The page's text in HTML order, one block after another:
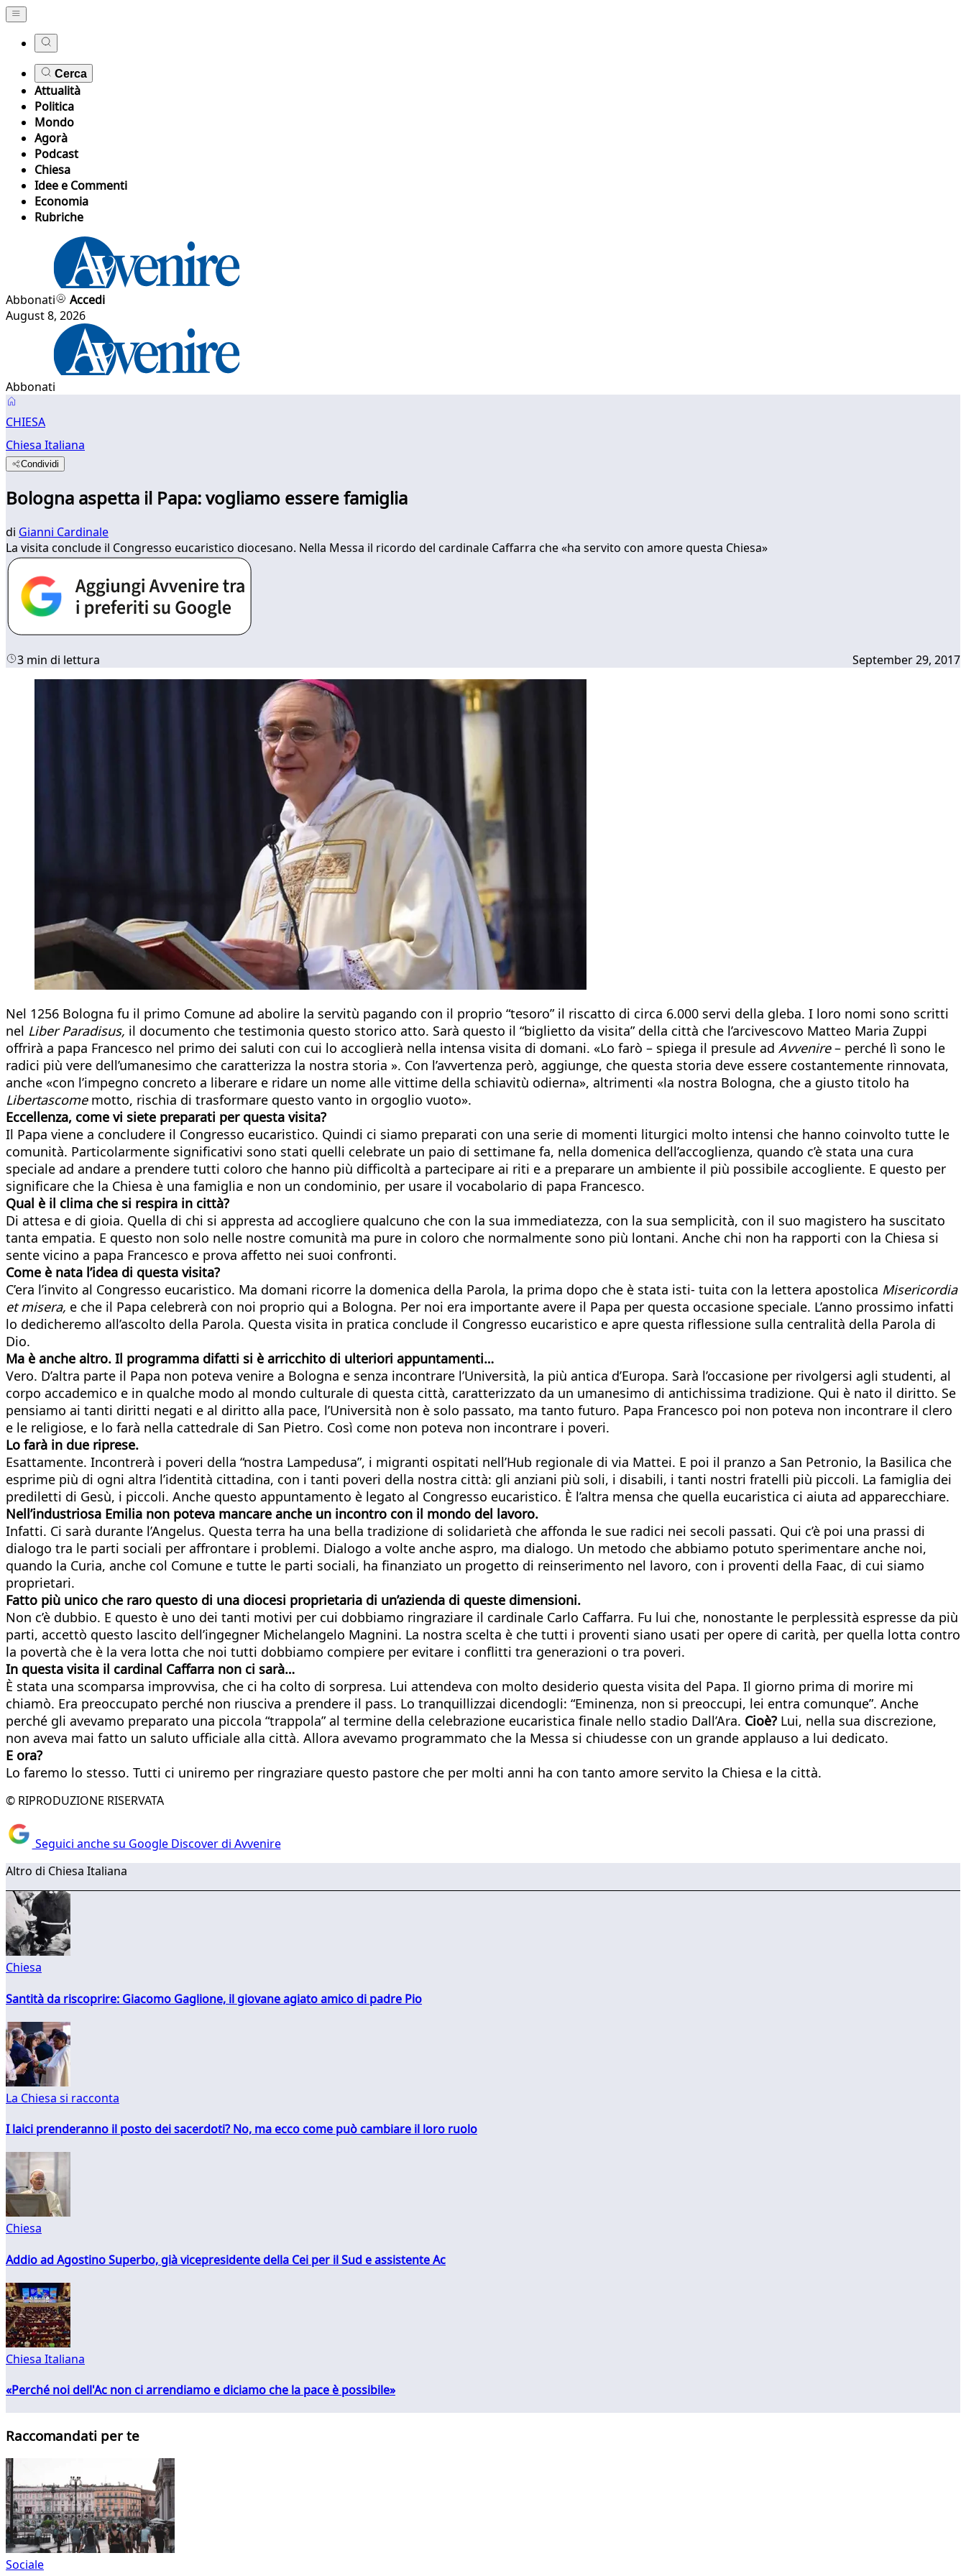
Cerca
Attualità
Politica
Mondo
Agorà
Podcast
Chiesa
Idee e Commenti
Economia
Rubriche
Abbonati
Accedi
August 8, 2026
Abbonati
CHIESA
Chiesa Italiana
Condividi
Bologna aspetta il Papa: vogliamo essere famiglia
di Gianni Cardinale
La visita conclude il Congresso eucaristico diocesano. Nella Messa il ricordo del cardinale Caffarra che «ha servito con amore questa Chiesa»
3 min di lettura September 29, 2017
Nel 1256 Bologna fu il primo Comune ad abolire la servitù pagando con il proprio “tesoro” il riscatto di circa 6.000 servi della gleba. I loro nomi sono scritti
nel Liber Paradisus, il documento che testimonia questo storico atto. Sarà questo il “biglietto da visita” della città che l’arcivescovo Matteo Maria Zuppi
offrirà a papa Francesco nel primo dei saluti con cui lo accoglierà nella intensa visita di domani. «Lo farò – spiega il presule ad Avvenire– perché lì sono le
radici più vere dell’umanesimo che caratterizza la nostra storia ». Con l’avvertenza però, aggiunge, che questa storia deve essere costantemente rinnovata,
anche «con l’impegno concreto a liberare e ridare un nome alle vittime della schiavitù odierna», altrimenti «la nostra Bologna, che a giusto titolo ha
Libertascomemotto, rischia di trasformare questo vanto in orgoglio vuoto».
Eccellenza, come vi siete preparati per questa visita?
Il Papa viene a concludere il Congresso eucaristico. Quindi ci siamo preparati con una serie di momenti liturgici molto intensi che hanno coinvolto tutte le
comunità. Particolarmente significativi sono stati quelli celebrate un paio di settimane fa, nella domenica dell’accoglienza, quando c’è stata una cura
speciale ad andare a prendere tutti coloro che hanno più difficoltà a partecipare ai riti e a preparare un ambiente il più possibile accogliente. E questo per
significare che la Chiesa è una famiglia e non un condominio, per usare il vocabolario di papa Francesco.
Qual è il clima che si respira in città?
Di attesa e di gioia. Quella di chi si appresta ad accogliere qualcuno che con la sua immediatezza, con la sua semplicità, con il suo magistero ha suscitato
tanta empatia. E questo non solo nelle nostre comunità ma pure in coloro che normalmente sono più lontani. Anche chi non ha rapporti con la Chiesa si
sente vicino a papa Francesco e prova affetto nei suoi confronti.
Come è nata l’idea di questa visita?
C’era l’invito al Congresso eucaristico. Ma domani ricorre la domenica della Parola, la prima dopo che è stata isti- tuita con la lettera apostolica Misericordia
et misera, e che il Papa celebrerà con noi proprio qui a Bologna. Per noi era importante avere il Papa per questa occasione speciale. L’anno prossimo infatti
lo dedicheremo all’ascolto della Parola. Questa visita in pratica conclude il Congresso eucaristico e apre questa riflessione sulla centralità della Parola di
Dio.
Ma è anche altro. Il programma difatti si è arricchito di ulteriori appuntamenti…
Vero. D’altra parte il Papa non poteva venire a Bologna e senza incontrare l’Università, la più antica d’Europa. Sarà l’occasione per rivolgersi agli studenti, al
corpo accademico e in qualche modo al mondo culturale di questa città, caratterizzato da un umanesimo di antichissima tradizione. Qui è nato il diritto. Se
pensiamo ai tanti diritti negati e al diritto alla pace, l’Università non è solo passato, ma tanto futuro. Papa Francesco poi non poteva non incontrare il clero
e le religiose, e lo farà nella cattedrale di San Pietro. Così come non poteva non incontrare i poveri.
Lo farà in due riprese.
Esattamente. Incontrerà i poveri della “nostra Lampedusa”, i migranti ospitati nell’Hub regionale di via Mattei. E poi il pranzo a San Petronio, la Basilica che
esprime più di ogni altra l’identità cittadina, con i tanti poveri della nostra città: gli anziani più soli, i disabili, i tanti nostri fratelli più piccoli. La famiglia dei
prediletti di Gesù, i piccoli. Anche questo appuntamento è legato al Congresso eucaristico. È l’altra mensa che quella eucaristica ci aiuta ad apparecchiare.
Nell’industriosa Emilia non poteva mancare anche un incontro con il mondo del lavoro.
Infatti. Ci sarà durante l’Angelus. Questa terra ha una bella tradizione di solidarietà che affonda le sue radici nei secoli passati. Qui c’è poi una prassi di
dialogo tra le parti sociali per affrontare i problemi. Dialogo a volte anche aspro, ma dialogo. Un metodo che abbiamo potuto sperimentare anche noi,
quando la Curia, anche col Comune e tutte le parti sociali, ha finanziato un progetto di reinserimento nel lavoro, con i proventi della Faac, di cui siamo
proprietari.
Fatto più unico che raro questo di una diocesi proprietaria di un’azienda di queste dimensioni.
Non c’è dubbio. E questo è uno dei tanti motivi per cui dobbiamo ringraziare il cardinale Carlo Caffarra. Fu lui che, nonostante le perplessità espresse da più
parti, accettò questo lascito dell’ingegner Michelangelo Magnini. La nostra scelta è che tutti i proventi siano usati per opere di carità, per quella lotta contro
la povertà che è la vera lotta che noi tutti dobbiamo compiere per evitare i conflitti tra generazioni o tra poveri.
In questa visita il cardinal Caffarra non ci sarà…
È stata una scomparsa improvvisa, che ci ha colto di sorpresa. Lui attendeva con molto desiderio questa visita del Papa. Il giorno prima di morire mi
chiamò. Era preoccupato perché non riusciva a prendere il pass. Lo tranquillizzai dicendogli: “Eminenza, non si preoccupi, lei entra comunque”. Anche
perché gli avevamo preparato una piccola “trappola” al termine della celebrazione eucaristica finale nello stadio Dall’Ara. Cioè? Lui, nella sua discrezione,
non aveva mai fatto un saluto ufficiale alla città. Allora avevamo programmato che la Messa si chiudesse con un grande applauso a lui dedicato.
E ora?
Lo faremo lo stesso. Tutti ci uniremo per ringraziare questo pastore che per molti anni ha con tanto amore servito la Chiesa e la città.
© RIPRODUZIONE RISERVATA
Seguici anche su Google Discover di Avvenire
Altro di Chiesa Italiana
Chiesa
Santità da riscoprire: Giacomo Gaglione, il giovane agiato amico di padre Pio
La Chiesa si racconta
I laici prenderanno il posto dei sacerdoti? No, ma ecco come può cambiare il loro ruolo
Chiesa
Addio ad Agostino Superbo, già vicepresidente della Cei per il Sud e assistente Ac
Chiesa Italiana
«Perché noi dell'Ac non ci arrendiamo e diciamo che la pace è possibile»
Raccomandati per te
Sociale